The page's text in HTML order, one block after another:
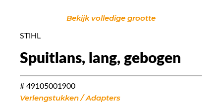
Bekijk volledige grootte
STIHL
Spuitlans, lang, gebogen
# 49105001900
Verlengstukken / Adapters